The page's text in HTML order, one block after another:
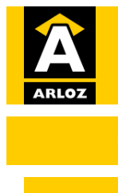
inhoud